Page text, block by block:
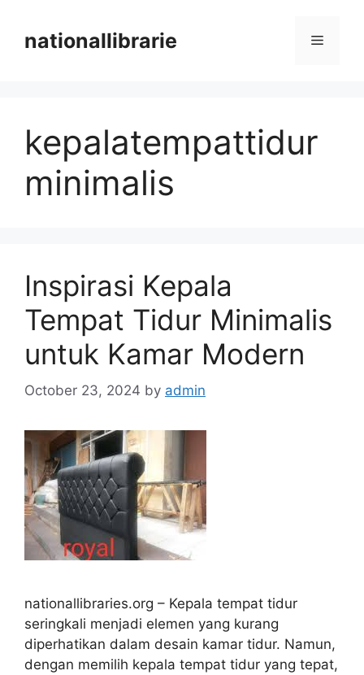
contentnationallibrarie Menu
kepalatempattidur
minimalis
Inspirasi Kepala
Tempat Tidur Minimalis
untuk Kamar Modern
October 23, 2024 by admin
nationallibraries.org – Kepala tempat tidur
seringkali menjadi elemen yang kurang
diperhatikan dalam desain kamar tidur. Namun,
dengan memilih kepala tempat tidur yang tepat,